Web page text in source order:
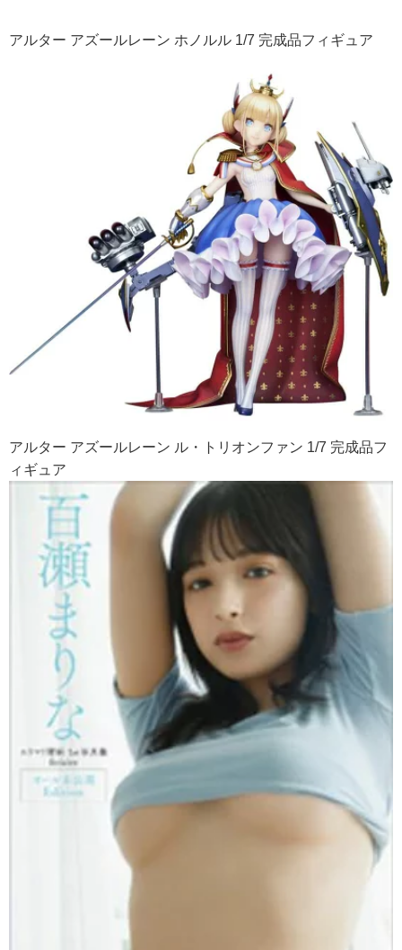
アルター アズールレーン ホノルル 1/7 完成品フィギュア
アルター アズールレーン ル・トリオンファン 1/7 完成品フ
ィギュア